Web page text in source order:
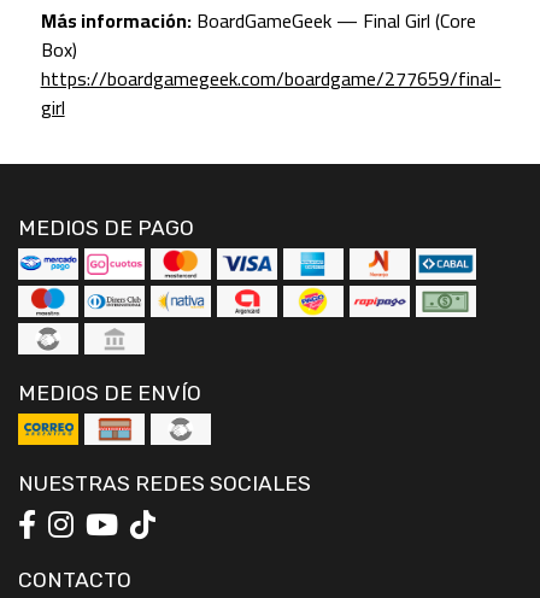
Más información:BoardGameGeek — Final Girl (Core
Box)
https://boardgamegeek.com/boardgame/277659/final-
girl
MEDIOS DE PAGO
MEDIOS DE ENVÍO
NUESTRAS REDES SOCIALES
CONTACTO